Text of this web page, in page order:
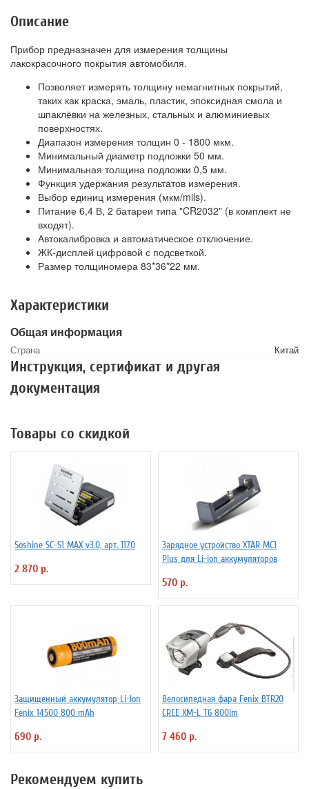
Описание
Прибор предназначен для измерения толщины
лакокрасочного покрытия автомобиля.
Позволяет измерять толщину немагнитных покрытий,
таких как краска, эмаль, пластик, эпоксидная смола и
шпаклёвки на железных, стальных и алюминиевых
поверхностях.
Диапазон измерения толщин 0 - 1800 мкм.
Минимальный диаметр подложки 50 мм.
Минимальная толщина подложки 0,5 мм.
Функция удержания результатов измерения.
Выбор единиц измерения (мкм/mils).
Питание 6,4 В, 2 батареи типа "CR2032" (в комплект не
входят).
Автокалибровка и автоматическое отключение.
ЖК-дисплей цифровой с подсветкой.
Размер толщиномера 83*36*22 мм.
Характеристики
Общая информация
Страна Китай
Инструкция, сертификат и другая
документация
Товары со скидкой
Soshine SC-S1 MAX v3.0, арт. 1170
2 870 р.
Зарядное устройство XTAR MC1
Plus для Li-ion аккумуляторов
570 р.
Защищенный аккумулятор Li-Ion
Fenix 14500 800 mAh
690 р.
Велосипедная фара Fenix BTR20
CREE XM-L T6 800lm
7 460 р.
Рекомендуем купить